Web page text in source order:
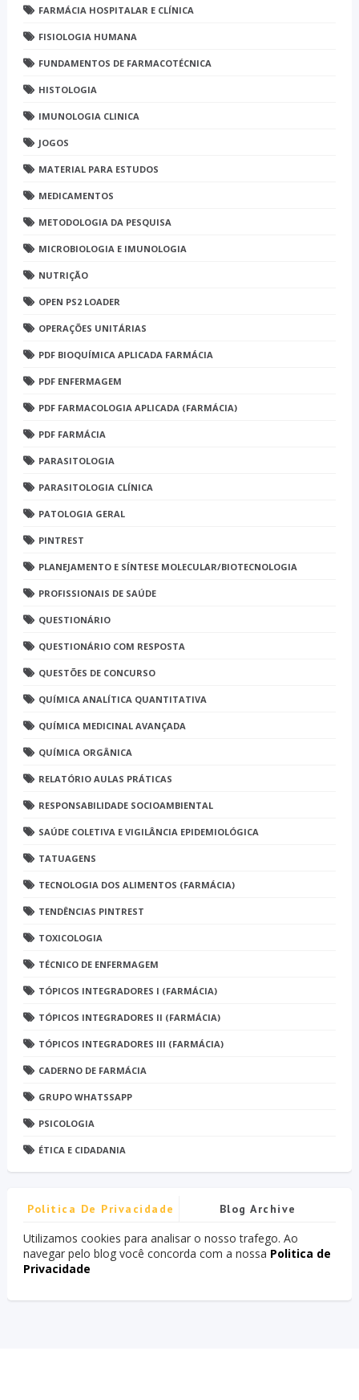
FARMÁCIA HOSPITALAR E CLÍNICA
FISIOLOGIA HUMANA
FUNDAMENTOS DE FARMACOTÉCNICA
HISTOLOGIA
IMUNOLOGIA CLINICA
JOGOS
MATERIAL PARA ESTUDOS
MEDICAMENTOS
METODOLOGIA DA PESQUISA
MICROBIOLOGIA E IMUNOLOGIA
NUTRIÇÃO
OPEN PS2 LOADER
OPERAÇÕES UNITÁRIAS
PDF BIOQUÍMICA APLICADA FARMÁCIA
PDF ENFERMAGEM
PDF FARMACOLOGIA APLICADA (FARMÁCIA)
PDF FARMÁCIA
PARASITOLOGIA
PARASITOLOGIA CLÍNICA
PATOLOGIA GERAL
PINTREST
PLANEJAMENTO E SÍNTESE MOLECULAR/BIOTECNOLOGIA
PROFISSIONAIS DE SAÚDE
QUESTIONÁRIO
QUESTIONÁRIO COM RESPOSTA
QUESTÕES DE CONCURSO
QUÍMICA ANALÍTICA QUANTITATIVA
QUÍMICA MEDICINAL AVANÇADA
QUÍMICA ORGÂNICA
RELATÓRIO AULAS PRÁTICAS
RESPONSABILIDADE SOCIOAMBIENTAL
SAÚDE COLETIVA E VIGILÂNCIA EPIDEMIOLÓGICA
TATUAGENS
TECNOLOGIA DOS ALIMENTOS (FARMÁCIA)
TENDÊNCIAS PINTREST
TOXICOLOGIA
TÉCNICO DE ENFERMAGEM
TÓPICOS INTEGRADORES I (FARMÁCIA)
TÓPICOS INTEGRADORES II (FARMÁCIA)
TÓPICOS INTEGRADORES III (FARMÁCIA)
CADERNO DE FARMÁCIA
GRUPO WHATSSAPP
PSICOLOGIA
ÉTICA E CIDADANIA
Politica De Privacidade Blog Archive
Utilizamos cookies para analisar o nosso trafego. Ao
navegar pelo blog você concorda com a nossa Politica de
Privacidade